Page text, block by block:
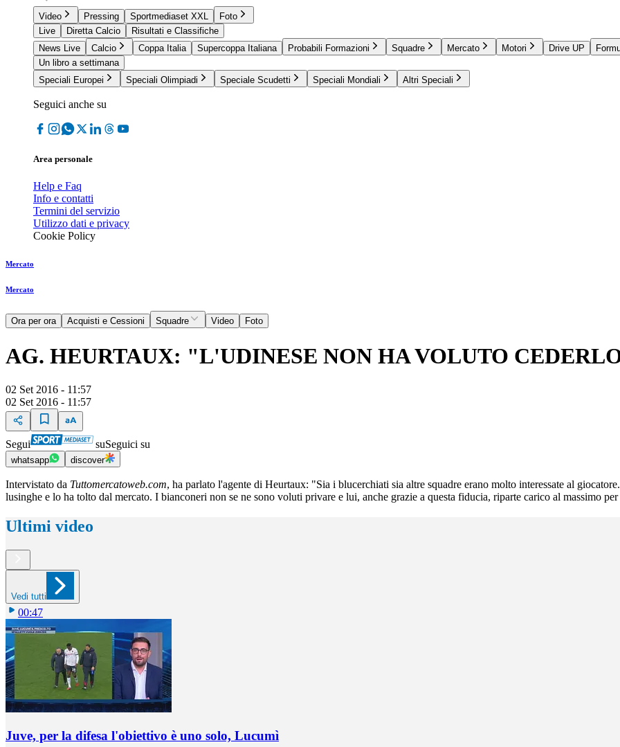
Video Pressing Sportmediaset XXL
Foto
Live
Diretta Calcio
Risultati e Classifiche
News Live
Calcio Coppa Italia Supercoppa Italiana Probabili Formazioni Squadre Mercato Motori Drive UP
Un libro a settimana
Speciali Europei
Speciali Olimpiadi Speciale Scudetti Speciali Mondiali Altri Speciali
Seguici anche su
Area personale
Help e Faq
Info e contatti
Termini del servizio
Utilizzo dati e privacy
Cookie Policy
Mercato
Mercato
Ora per ora Acquisti e Cessioni Squadre Video Foto
AG. HEURTAUX: "L'UDINESE NON HA VOLUTO
02 Set 2016 - 11:57
02 Set 2016 - 11:57
Segui suSeguici su
whatsapp discover
Intervistato da Tuttomercatoweb.com, ha parlato l'agente di Heurtaux: "Sia i blucerchiati sia altre squadre erano molto interessate al
lusinghe e lo ha tolto dal mercato. I bianconeri non se ne sono voluti privare e lui, anche grazie a questa fiducia, riparte carico al massimo
Ultimi video
Vedi tutti
00:47
Juve, per la difesa l'obiettivo è uno solo, Lucumì